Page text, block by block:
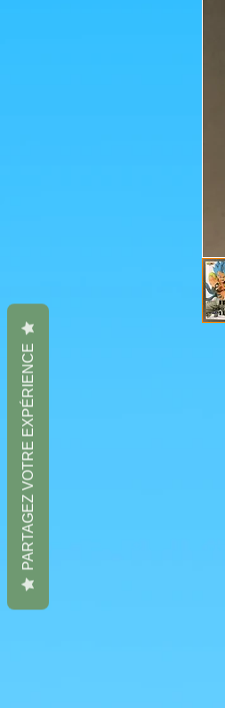
PARTAGEZ VOTRE EXPÉRIENCE